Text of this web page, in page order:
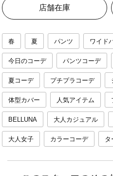
店舗在庫
春 夏 パンツ ワイド
今日のコーデ パンツコーデ
夏コーデ プチプラコーデ
体型カバー 人気アイテム
BELLUNA 大人カジュアル
大人女子 カラーコーデ タ